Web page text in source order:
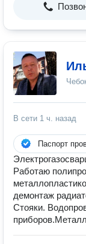
В сети 1 ч. назад
Паспорт
Работаю
демонтаж
Стояки.